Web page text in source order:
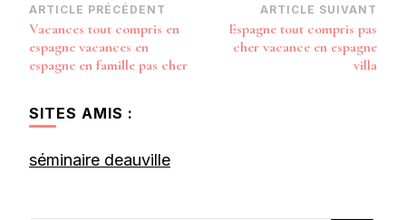
Navigation
d’article
ARTICLE PRÉCÉDENT
Vacances tout compris en
espagne vacances en
espagne en famille pas cher
ARTICLE SUIVANT
Espagne tout compris pas
cher vacance en espagne
villa
SITES AMIS :
séminaire deauville